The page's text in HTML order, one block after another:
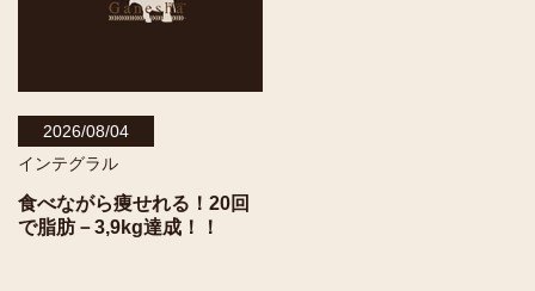
2026/08/04
インテグラル
食べながら痩せれる！20回
で脂肪－3,9kg達成！！